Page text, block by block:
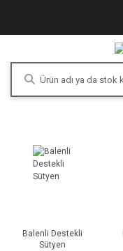
Balenli Destekli
Sütyen